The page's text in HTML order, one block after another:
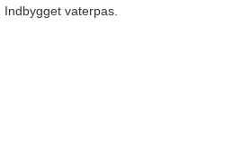
vaterpas.